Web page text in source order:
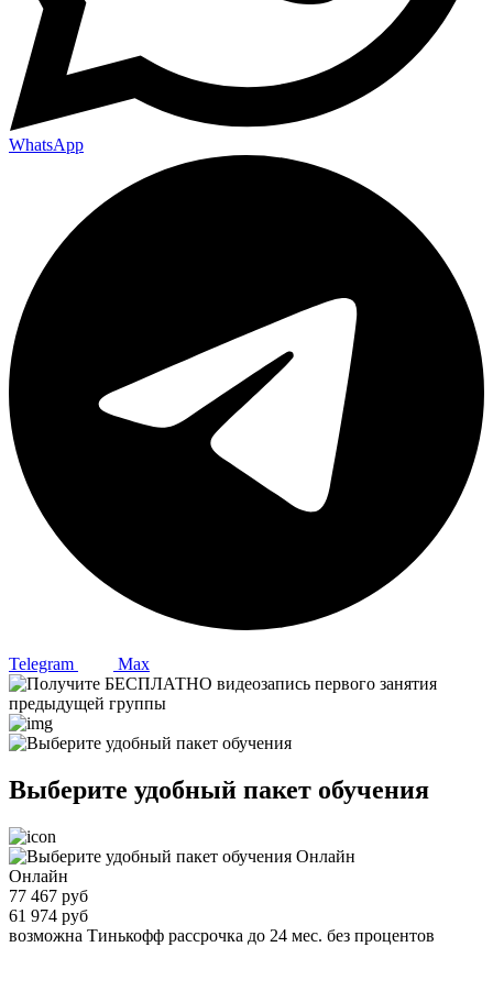
WhatsApp
Telegram Max
Выберите удобный пакет обучения
Онлайн
77 467 руб
61 974 руб
возможна Тинькофф рассрочка до 24 мес. без процентов